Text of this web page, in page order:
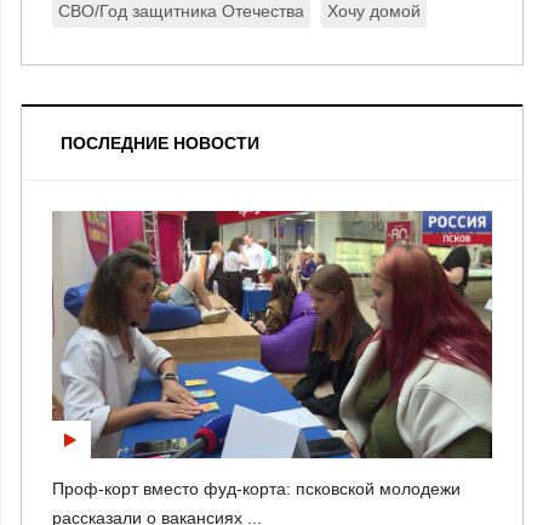
СВО/Год защитника Отечества Хочу домой
ПОСЛЕДНИЕ НОВОСТИ
Проф-корт вместо фуд-корта: псковской молодежи
рассказали о вакансиях ...